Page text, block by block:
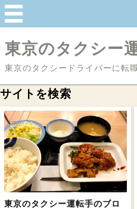
東京のタクシー
東京のタクシードライバーに転
サイトを検索
東京のタクシー運転手のブロ